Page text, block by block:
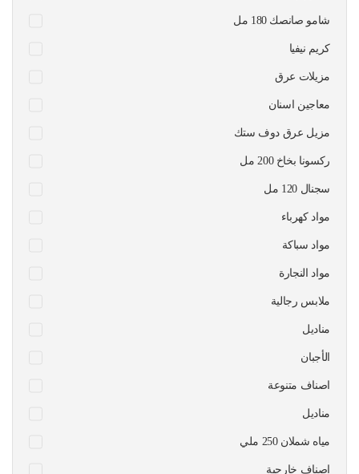
شامو صانصك 180 مل
كريم نيفيا
مزيلات عرق
معاجين اسنان
مزيل عرق دوف ستك
ركسونا بخاخ 200 مل
سجنال 120 مل
مواد كهرباء
مواد سباكة
مواد النجارة
ملابس رجالية
مناديل
الأجبان
اصناف متنوعة
مناديل
مياه شملان 250 ملي
اصناف خارجية